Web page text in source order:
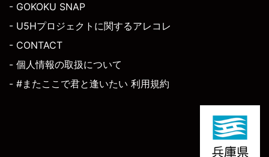
- GOKOKU SNAP
- U5Hプロジェクトに関するアレコレ
- CONTACT
- 個人情報の取扱について
- #またここで君と逢いたい 利用規約